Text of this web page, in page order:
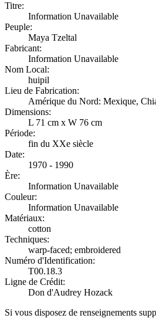
Titre:
Information Unavailable
Peuple:
Maya Tzeltal
Fabricant:
Information Unavailable
Nom Local:
huipil
Lieu de Fabrication:
Amérique du Nord: Mexique,
Dimensions:
L 71 cm x W 76 cm
Période:
fin du XXe siècle
Date:
1970 - 1990
Ère:
Information Unavailable
Couleur:
Information Unavailable
Matériaux:
cotton
Techniques:
warp-faced; embroidered
Numéro d'Identification:
T00.18.3
Ligne de Crédit:
Don d'Audrey Hozack
Si vous disposez de renseignements